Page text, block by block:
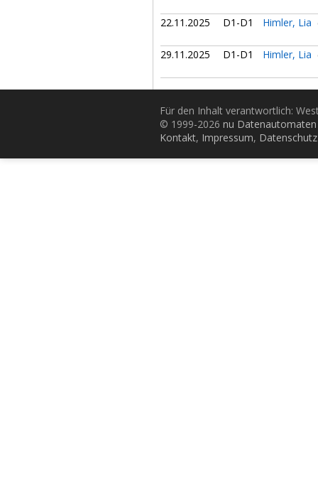
22.11.2025 D1-D1 Himler, Lia
29.11.2025 D1-D1 Himler, Lia
Für den Inhalt verantwortlich:
© 1999-2026 nu
Kontakt, Impressum, Datenschutz